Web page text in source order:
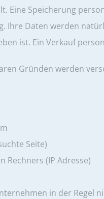
Eine Speicherung
Ihre Daten werden
ist. Ein Verkauf
Gründen werden
Seite)
Rechners (IP Adresse)
in der Regel